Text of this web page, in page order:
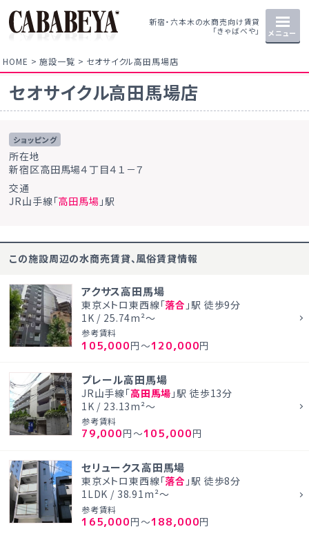
新宿・六本木の水商売向け賃貸
「きゃばべや」
メニュー
HOME 施設一覧 セオサイクル高田馬場店
セオサイクル高田馬場店
ショッピング
所在地
新宿区高田馬場４丁目４１－７
交通
JR山手線「高田馬場 」駅
この施設周辺の水商売賃貸、風俗賃貸情報
アクサス高田馬場
東京メトロ東西線「落合 」駅 徒歩9分
1K / 25.74m²～
参考賃料
105,000円～120,000円
プレール高田馬場
JR山手線「高田馬場 」駅 徒歩13分
1K / 23.13m²～
参考賃料
79,000円～105,000円
セリュークス高田馬場
東京メトロ東西線「落合 」駅 徒歩8分
1LDK / 38.91m²～
参考賃料
165,000円～188,000円